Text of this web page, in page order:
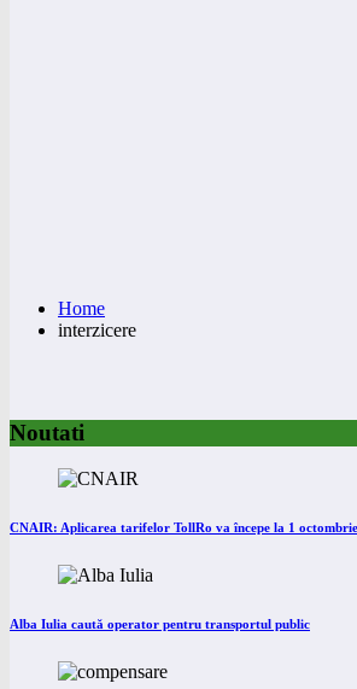
Home
interzicere
Noutati
CNAIR: Aplicarea tarifelor TollRo va începe la 1
Alba Iulia caută operator pentru transportul public